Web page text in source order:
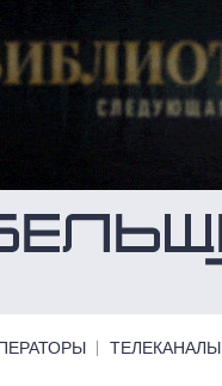
ТЕЛЕКАНАЛЫ